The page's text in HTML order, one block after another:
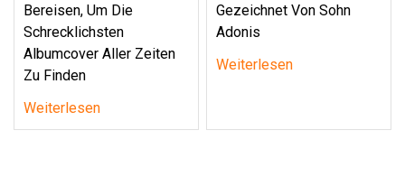
Bereisen, Um Die
Schrecklichsten
Albumcover Aller Zeiten
Zu Finden
Weiterlesen
Gezeichnet Von Sohn
Adonis
Weiterlesen